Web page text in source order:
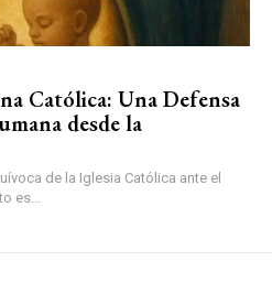
Católica: Una Defensa
desde la
de la Iglesia Católica ante el
El aborto es...